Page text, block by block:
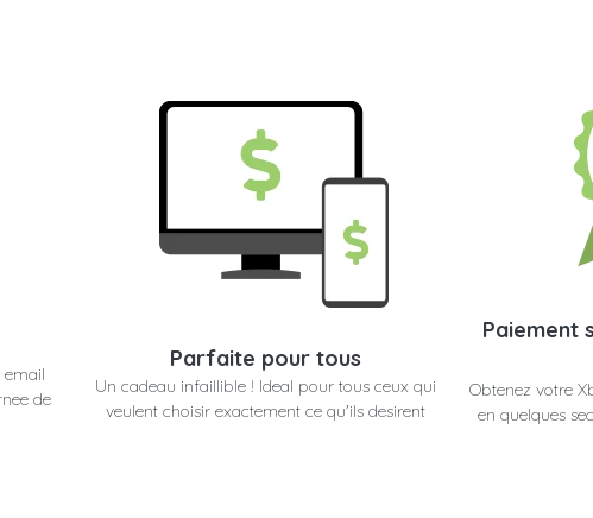
email
de
Parfaite pour tous
Un cadeau infaillible ! Ideal pour tous ceux qui
veulent choisir exactement ce qu'ils desirent
Paiement
Obtenez votre
en quelques